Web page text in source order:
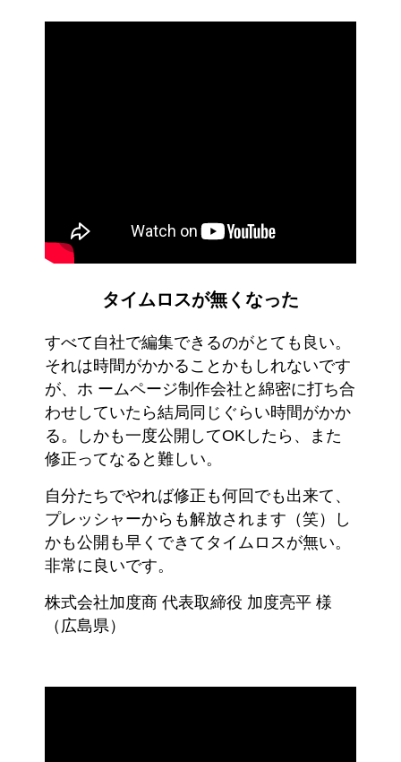
タイムロスが無くなった
すべて自社で編集できるのがとても良い。
それは時間がかかることかもしれないです
が、ホ ームページ制作会社と綿密に打ち合
わせしていたら結局同じぐらい時間がかか
る。しかも一度公開してOKしたら、また
修正ってなると難しい。
自分たちでやれば修正も何回でも出来て、
プレッシャーからも解放されます（笑）し
かも公開も早くできてタイムロスが無い。
非常に良いです。
株式会社加度商 代表取締役 加度亮平 様
（広島県）